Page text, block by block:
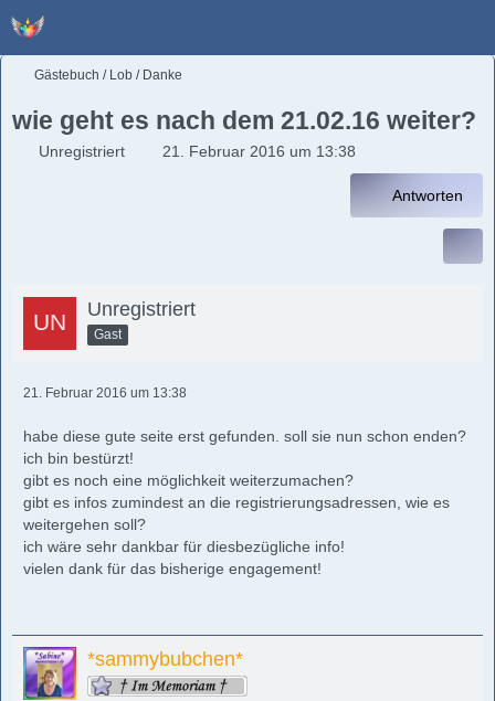
Gästebuch / Lob / Danke
wie geht es nach dem 21.02.16 weiter?
Unregistriert 21. Februar 2016 um 13:38
Antworten
Unregistriert
Gast
21. Februar 2016 um 13:38
habe diese gute seite erst gefunden. soll sie nun schon enden?
ich bin bestürzt!
gibt es noch eine möglichkeit weiterzumachen?
gibt es infos zumindest an die registrierungsadressen, wie es
weitergehen soll?
ich wäre sehr dankbar für diesbezügliche info!
vielen dank für das bisherige engagement!
*sammybubchen*